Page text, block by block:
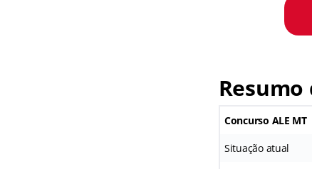
Resumo
Concurso ALE MT
Situação atual